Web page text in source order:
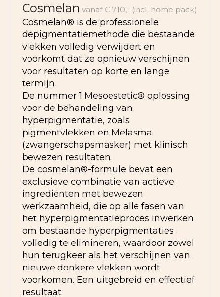
Cosmelan vanaf € 710,- (incl. home pack)
Cosmelan® is de professionele
depigmentatiemethode die bestaande
vlekken volledig verwijdert en
voorkomt dat ze opnieuw verschijnen
voor resultaten op korte en lange
termijn.
De nummer 1 Mesoestetic® oplossing
voor de behandeling van
hyperpigmentatie, zoals
pigmentvlekken en Melasma
(zwangerschapsmasker) met klinisch
bewezen resultaten.
De cosmelan®-formule bevat een
exclusieve combinatie van actieve
ingrediënten met bewezen
werkzaamheid, die op alle fasen van
het hyperpigmentatieproces inwerken
om bestaande hyperpigmentaties
volledig te elimineren, waardoor zowel
hun terugkeer als het verschijnen van
nieuwe donkere vlekken wordt
voorkomen. Een uitgebreid en effectief
resultaat.